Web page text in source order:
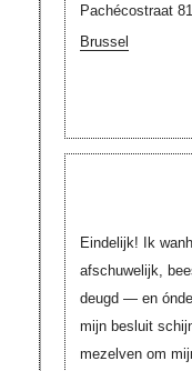
Pachécostraat 81
Brussel
Eindelijk! Ik
afschuwelijk,
deugd — en
mijn besluit
mezelven om